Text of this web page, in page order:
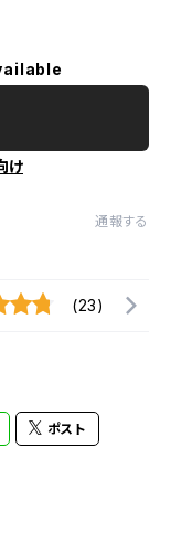
け
通報する
(23)
ポスト